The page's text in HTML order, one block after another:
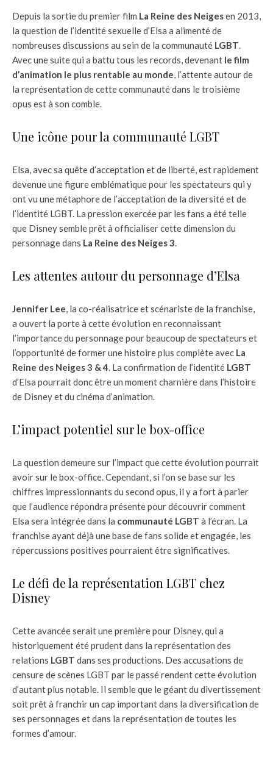
Depuis la sortie du premier film La Reine des Neigesen 2013,
la question de l’identité sexuelle d’Elsa a alimenté de
nombreuses discussions au sein de la communauté LGBT.
Avec une suite qui a battu tous les records, devenant le film
d’animation le plus rentable au monde, l’attente autour de
la représentation de cette communauté dans le troisième
opus est à son comble.
Une icône pour la communauté LGBT
Elsa, avec sa quête d’acceptation et de liberté, est rapidement
devenue une figure emblématique pour les spectateurs qui y
ont vu une métaphore de l’acceptation de la diversité et de
l’identité LGBT. La pression exercée par les fans a été telle
que Disney semble prêt à officialiser cette dimension du
personnage dans La Reine des Neiges 3.
Les attentes autour du personnage d’Elsa
Jennifer Lee, la co-réalisatrice et scénariste de la franchise,
a ouvert la porte à cette évolution en reconnaissant
l’importance du personnage pour beaucoup de spectateurs et
l’opportunité de former une histoire plus complète avec La
Reine des Neiges 3 & 4. La confirmation de l’identité LGBT
d’Elsa pourrait donc être un moment charnière dans l’histoire
de Disney et du cinéma d’animation.
L’impact potentiel sur le box-office
La question demeure sur l’impact que cette évolution pourrait
avoir sur le box-office. Cependant, si l’on se base sur les
chiffres impressionnants du second opus, il y a fort à parier
que l’audience répondra présente pour découvrir comment
Elsa sera intégrée dans la communauté LGBT à l’écran. La
franchise ayant déjà une base de fans solide et engagée, les
répercussions positives pourraient être significatives.
Le défi de la représentation LGBT chez
Disney
Cette avancée serait une première pour Disney, qui a
historiquement été prudent dans la représentation des
relations LGBT dans ses productions. Des accusations de
censure de scènes LGBT par le passé rendent cette évolution
d’autant plus notable. Il semble que le géant du divertissement
soit prêt à franchir un cap important dans la diversification de
ses personnages et dans la représentation de toutes les
formes d’amour.